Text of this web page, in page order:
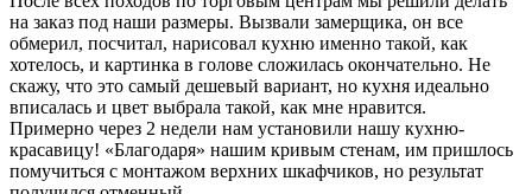
на заказ под наши размеры. Вызвали замерщика, он все
обмерил, посчитал, нарисовал кухню именно такой, как
хотелось, и картинка в голове сложилась окончательно. Не
скажу, что это самый дешевый вариант, но кухня идеально
вписалась и цвет выбрала такой, как мне нравится.
Примерно через 2 недели нам установили нашу кухню-
красавицу! «Благодаря» нашим кривым стенам, им пришлось
помучиться с монтажом верхних шкафчиков, но результат